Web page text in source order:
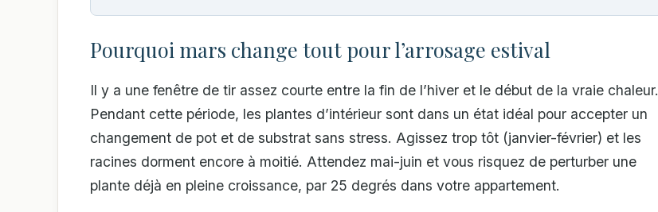
Pourquoi mars change tout pour l’arrosage estival
Il y a une fenêtre de tir assez courte entre la fin de l’hiver et le début de la vraie chaleur.
Pendant cette période, les plantes d’intérieur sont dans un état idéal pour accepter un
changement de pot et de substrat sans stress. Agissez trop tôt (janvier-février) et les
racines dorment encore à moitié. Attendez mai-juin et vous risquez de perturber une
plante déjà en pleine croissance, par 25 degrés dans votre appartement.